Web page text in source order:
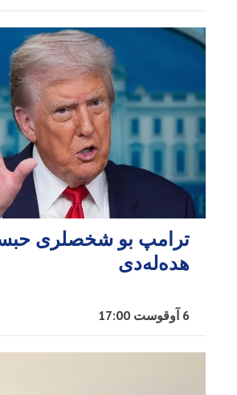
ترامپ بو شخصلری
هده‌له‌دی
6 آوقوست 17:00